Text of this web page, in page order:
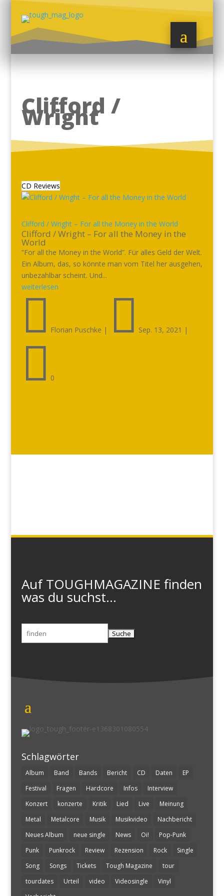
Clifford /
Wright
CD Reviews
Clifford / Wright – For all the Money in the World
Clifford / Wright – For all the Money in the
World
“For all the Money in the World”. Für alles Geld der Welt.
Ein Album, das, so könnte man vom Titel her ausgehen,
unbezahlbar scheint. Und...
weiterlesen
 Florian Puschke |  Sep. 13, 2021 |
 0
Auf TOUGHMAGAZINE finden
was du suchst...
Suchen
nach:
Schlagwörter
Album Band Bands Bericht CD Daten
EP
Festival
Fragen Hardcore Infos
Interview
Konzert
konzerte Kritik Lied Live
Meinung
Metal
Metalcore Musik Musikvideo
Nachbericht
Neues Album
neue single News Oi!
Pop-Punk
Punk
Punkrock Review Rezension Rock
Single
Song
Songs Tickets Tough Magazine
tour
tourdates
Urteil video Videosingle
Vinyl